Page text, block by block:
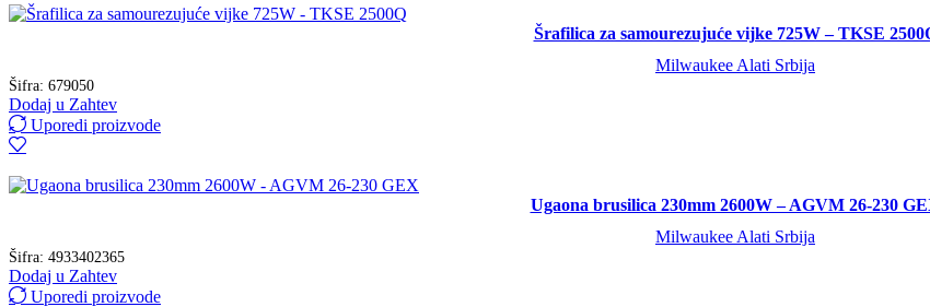
Šrafilica za samourezujuće vijke 725W – TKSE
Milwaukee Alati Srbija
Šifra: 679050
Dodaj u Zahtev
Uporedi proizvode
Ugaona brusilica 230mm 2600W – AGVM 26-230
Milwaukee Alati Srbija
Šifra: 4933402365
Dodaj u Zahtev
Uporedi proizvode